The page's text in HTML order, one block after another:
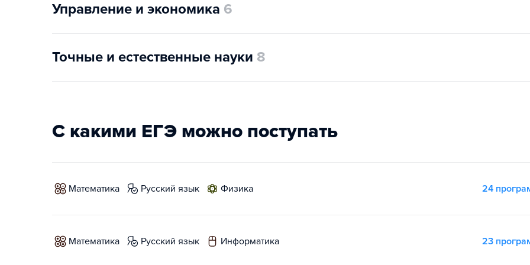
Управление и экономика 6
Точные и естественные науки 8
С какими ЕГЭ можно поступать
математика русский язык физика 24
математика русский язык информатика 23